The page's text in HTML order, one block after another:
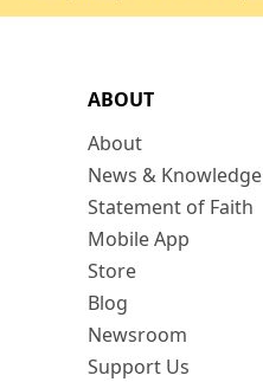
ABOUT
About
News & Knowledge
Statement of Faith
Mobile App
Store
Blog
Newsroom
Support Us